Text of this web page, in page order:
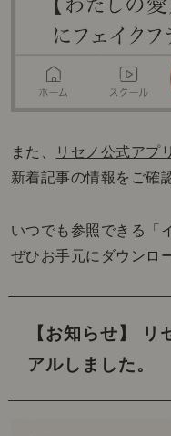
また、 リセノ公式アプリ
新着記事の情報をご確
いつでも参照できる「
ぜひお手元にダウンロ
【お知らせ】
アルしました。